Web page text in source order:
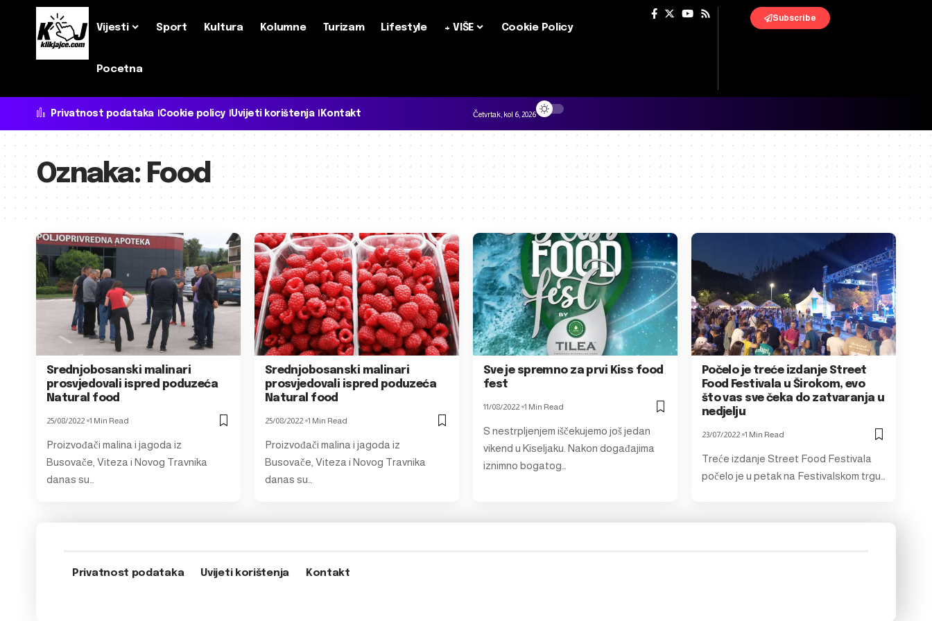
Vijesti Sport Kultura Kolumne Turizam Lifestyle + VIŠE Cookie Policy
Pocetna
Subscribe
Privatnost podataka Cookie policy Uvijeti korištenja Kontakt Četvrtak, kol 6, 2026
Oznaka: Food
Srednjobosanski malinari
prosvjedovali ispred poduzeća
Natural food
25/08/2022 1 Min Read
Proizvođači malina i jagoda iz
Busovače, Viteza i Novog Travnika
danas su…
Srednjobosanski malinari
prosvjedovali ispred poduzeća
Natural food
25/08/2022 1 Min Read
Proizvođači malina i jagoda iz
Busovače, Viteza i Novog Travnika
danas su…
Sve je spremno za prvi Kiss food
fest
11/08/2022 1 Min Read
S nestrpljenjem iščekujemo još jedan
vikend u Kiseljaku. Nakon događajima
iznimno bogatog…
Počelo je treće izdanje Street
Food Festivala u Širokom, evo
što vas sve čeka do zatvaranja u
nedjelju
23/07/2022 1 Min Read
Treće izdanje Street Food Festivala
počelo je u petak na Festivalskom trgu…
Privatnost podataka Uvijeti korištenja Kontakt